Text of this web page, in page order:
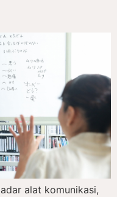
alat komunikasi,